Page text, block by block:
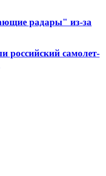
радары" из-за
российский самолет-